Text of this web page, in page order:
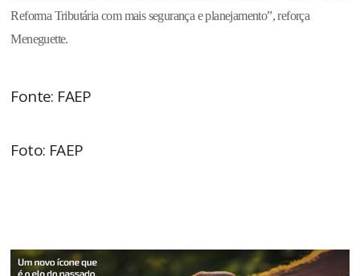
Reforma Tributária com mais segurança e planejamento”, reforça
Meneguette.
Fonte: FAEP
Foto: FAEP